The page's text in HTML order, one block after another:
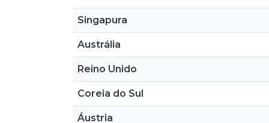
Singapura
Austrália
Reino Unido
Coreia do Sul
Áustria